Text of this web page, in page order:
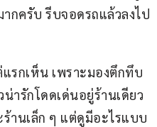
กครับ รีบจอดรถแล้วลงไป
รกเห็น เพราะมองตึกทึบ
ารักโดดเด่นอยู่ร้านเดียว
านเล็ก ๆ แต่ดูมีอะไรแบบ